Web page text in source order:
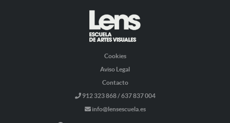
Cookies
Aviso Legal
Contacto
912 323 868 / 637 837 004
info@lensescuela.es